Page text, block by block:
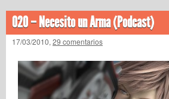
020 – Necesito un Arma (Podcast)
17/03/2010, 29 comentarios